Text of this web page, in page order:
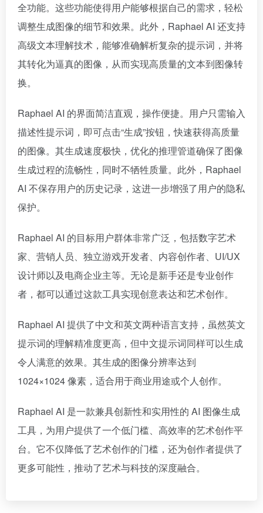
全功能。这些功能使得用户能够根据自己的需求，轻松
调整生成图像的细节和效果。此外，Raphael AI 还支持
高级文本理解技术，能够准确解析复杂的提示词，并将
其转化为逼真的图像，从而实现高质量的文本到图像转
换。
Raphael AI 的界面简洁直观，操作便捷。用户只需输入
描述性提示词，即可点击“生成”按钮，快速获得高质量
的图像。其生成速度极快，优化的推理管道确保了图像
生成过程的流畅性，同时不牺牲质量。此外，Raphael
AI 不保存用户的历史记录，这进一步增强了用户的隐私
保护。
Raphael AI 的目标用户群体非常广泛，包括数字艺术
家、营销人员、独立游戏开发者、内容创作者、UI/UX
设计师以及电商企业主等。无论是新手还是专业创作
者，都可以通过这款工具实现创意表达和艺术创作。
Raphael AI 提供了中文和英文两种语言支持，虽然英文
提示词的理解精准度更高，但中文提示词同样可以生成
令人满意的效果。其生成的图像分辨率达到
1024×1024 像素，适合用于商业用途或个人创作。
Raphael AI 是一款兼具创新性和实用性的 AI 图像生成
工具，为用户提供了一个低门槛、高效率的艺术创作平
台。它不仅降低了艺术创作的门槛，还为创作者提供了
更多可能性，推动了艺术与科技的深度融合。